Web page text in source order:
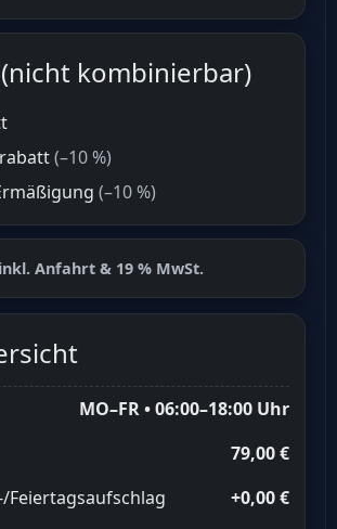
kombinierbar)
(–10 %)
(–10 %)
inkl. Anfahrt & 19 % MwSt.
MO–FR • 06:00–18:00 Uhr
79,00 €
Feiertagsaufschlag
+0,00 €